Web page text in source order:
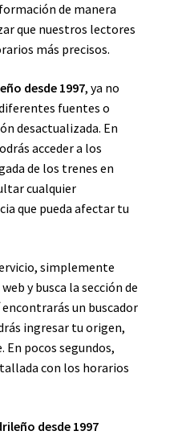
de manera
que nuestros lectores
más precisos.
desde 1997, ya no
fuentes o
desactualizada. En
acceder a los
de los trenes en
cualquier
que pueda afectar tu
simplemente
y busca la sección de
un buscador
ingresar tu origen,
En pocos segundos,
con los horarios
desde 1997